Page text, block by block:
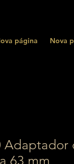
página Nova
Adaptador
63 mm